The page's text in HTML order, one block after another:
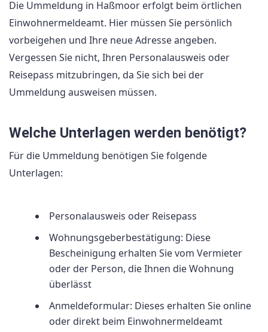
Die Ummeldung in Haßmoor erfolgt beim örtlichen
Einwohnermeldeamt. Hier müssen Sie persönlich
vorbeigehen und Ihre neue Adresse angeben.
Vergessen Sie nicht, Ihren Personalausweis oder
Reisepass mitzubringen, da Sie sich bei der
Ummeldung ausweisen müssen.
Welche Unterlagen werden benötigt?
Für die Ummeldung benötigen Sie folgende
Unterlagen:
Personalausweis oder Reisepass
Wohnungsgeberbestätigung: Diese
Bescheinigung erhalten Sie vom Vermieter
oder der Person, die Ihnen die Wohnung
überlässt
Anmeldeformular: Dieses erhalten Sie online
oder direkt beim Einwohnermeldeamt